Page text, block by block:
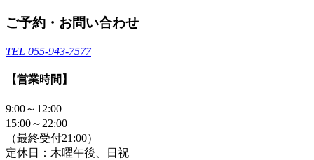
ご予約・お問い合わせ
TEL 055-943-7577
【営業時間】
9:00～12:00
15:00～22:00
（最終受付21:00）
定休日：木曜午後、日祝